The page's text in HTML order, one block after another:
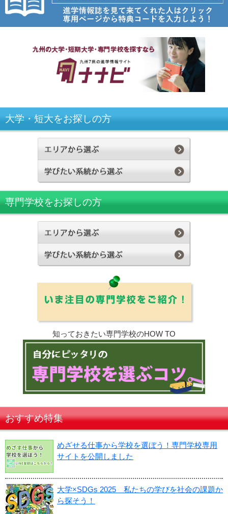
大学・短大をお探しの方
専門学校をお探しの方
知っておきたい専門学校のHOW TO
おすすめ特集
めざせる仕事から学校を選ぼう！専門学校専用
サイトを公開しました
大学×SDGs 2025 私たちの学びを社会の課題か
ら探そう！